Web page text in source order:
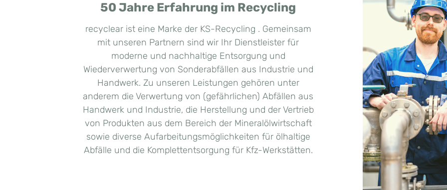
50 Jahre Erfahrung im Recycling
recyclear ist eine Marke der KS-Recycling . Gemeinsam
mit unseren Partnern sind wir Ihr Dienstleister für
moderne und nachhaltige Entsorgung und
Wiederverwertung von Sonderabfällen aus Industrie und
Handwerk. Zu unseren Leistungen gehören unter
anderem die Verwertung von (gefährlichen) Abfällen aus
Handwerk und Industrie, die Herstellung und der Vertrieb
von Produkten aus dem Bereich der Mineralölwirtschaft
sowie diverse Aufarbeitungsmöglichkeiten für ölhaltige
Abfälle und die Komplettentsorgung für Kfz-Werkstätten.